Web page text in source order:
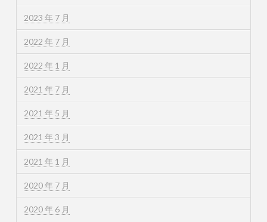
2023 年 7 月
2022 年 7 月
2022 年 1 月
2021 年 7 月
2021 年 5 月
2021 年 3 月
2021 年 1 月
2020 年 7 月
2020 年 6 月